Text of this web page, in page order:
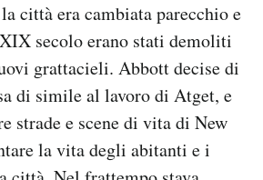
città era cambiata parecchio e
secolo erano stati demoliti
grattacieli. Abbott decise di
di simile al lavoro di Atget, e
strade e scene di vita di New
la vita degli abitanti e i